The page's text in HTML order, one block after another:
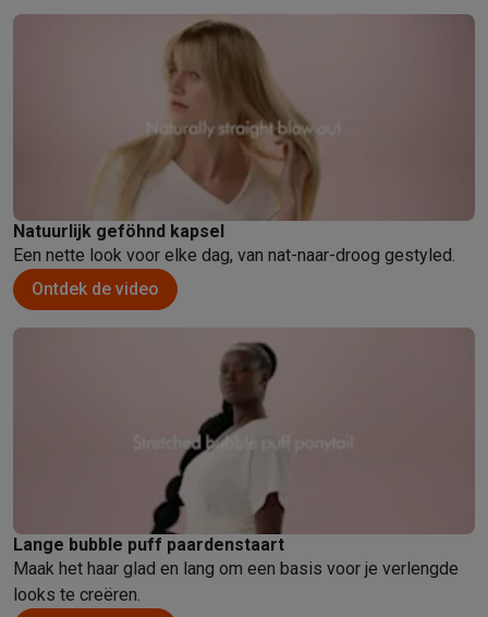
Natuurlijk geföhnd kapsel
Een nette look voor elke dag, van nat-naar-droog gestyled.
Ontdek de video
Lange bubble puff paardenstaart
Maak het haar glad en lang om een basis voor je verlengde
looks te creëren.